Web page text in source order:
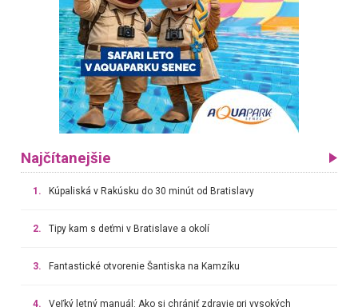
Najčítanejšie
1. Kúpaliská v Rakúsku do 30 minút od Bratislavy
2. Tipy kam s deťmi v Bratislave a okolí
3. Fantastické otvorenie Šantiska na Kamzíku
4.
Veľký letný manuál: Ako si chrániť zdravie pri vysokých